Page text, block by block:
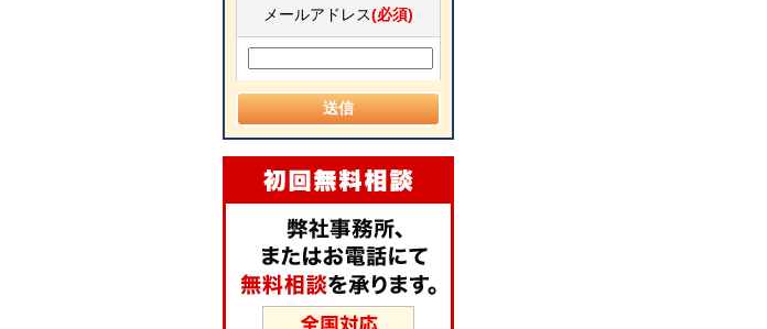
メールアドレス(必須)